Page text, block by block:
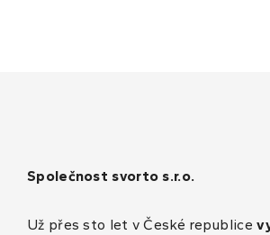
Společnost svorto s.r.o.
Už přes sto let v České republice